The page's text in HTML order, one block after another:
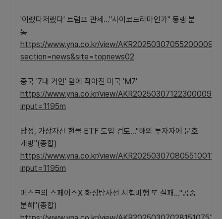
'이랬다저랬다' 트럼프 관세…"사이코드라마인가" 동맹 분
통
https://www.yna.co.kr/view/AKR20250307055200009?
section=news&site=topnews02
중국 '7대 거인' 앞에 작아진 미국 'M7'
https://www.yna.co.kr/view/AKR20250307122300009?
input=1195m
당정, 가상자산 현물 ETF 도입 검토…"해외 투자자에 문호
개방"(종합)
https://www.yna.co.kr/view/AKR20250307080551001?
input=1195m
머스크의 스페이스X 화성탐사선 시험비행 또 실패…"공중
분해"(종합)